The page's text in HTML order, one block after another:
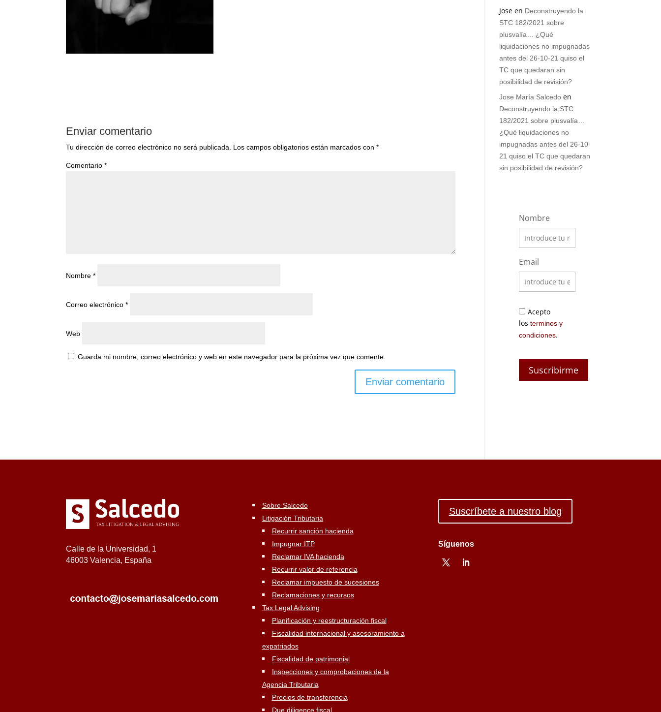
Enviar comentario
Tu dirección de correo electrónico no será publicada. Los campos obligatorios están marcados con*
Comentario*
Nombre*
Correo electrónico*
Web
Guarda mi nombre, correo electrónico y web en este navegador para la próxima vez que comente.
Jose en Deconstruyendo la
STC 182/2021 sobre
plusvalía… ¿Qué
liquidaciones no impugnadas
antes del 26-10-21 quiso el
TC que quedaran sin
posibilidad de revisión?
Jose María Salcedo en
Deconstruyendo la STC
182/2021 sobre plusvalía…
¿Qué liquidaciones no
impugnadas antes del 26-10-
21 quiso el TC que quedaran
sin posibilidad de revisión?
Nombre
Email
Acepto
losterminos y
condiciones.
Calle de la Universidad, 1
46003 Valencia, España
Sobre Salcedo
Litigación Tributaria
Recurrir sanción hacienda
Impugnar ITP
Reclamar IVA hacienda
Recurrir valor de referencia
Reclamar impuesto de sucesiones
Reclamaciones y recursos
Tax Legal Advising
Planificación y reestructuración fiscal
Fiscalidad internacional y asesoramiento a
expatriados
Fiscalidad de patrimonial
Inspecciones y comprobaciones de la
Agencia Tributaria
Precios de transferencia
Due diligence fiscal
Suscríbete a nuestro blog
Síguenos